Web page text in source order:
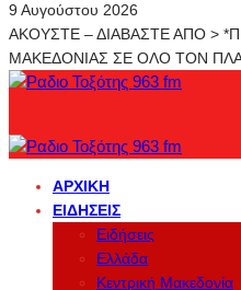
9 Αυγούστου 2026
ΑΚΟΥΣΤΕ – ΔΙΑΒΑΣΤΕ ΑΠΟ >
ΜΑΚΕΔΟΝΙΑΣ ΣΕ ΟΛΟ ΤΟΝ
ΑΡΧΙΚΉ
ΕΙΔΉΣΕΙΣ
Ειδήσεις
Ελλάδα
Κεντρική Μακεδονία